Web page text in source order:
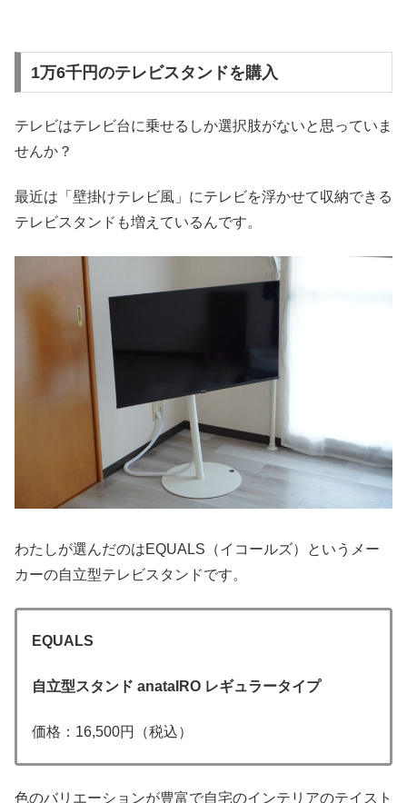
1万6千円のテレビスタンドを購入
テレビはテレビ台に乗せるしか選択肢がないと思っていま
せんか？
最近は「壁掛けテレビ風」にテレビを浮かせて収納できる
テレビスタンドも増えているんです。
わたしが選んだのはEQUALS（イコールズ）というメー
カーの自立型テレビスタンドです。
EQUALS
自立型スタンド anataIRO レギュラータイプ
価格：16,500円（税込）
色のバリエーションが豊富で自宅のインテリアのテイスト